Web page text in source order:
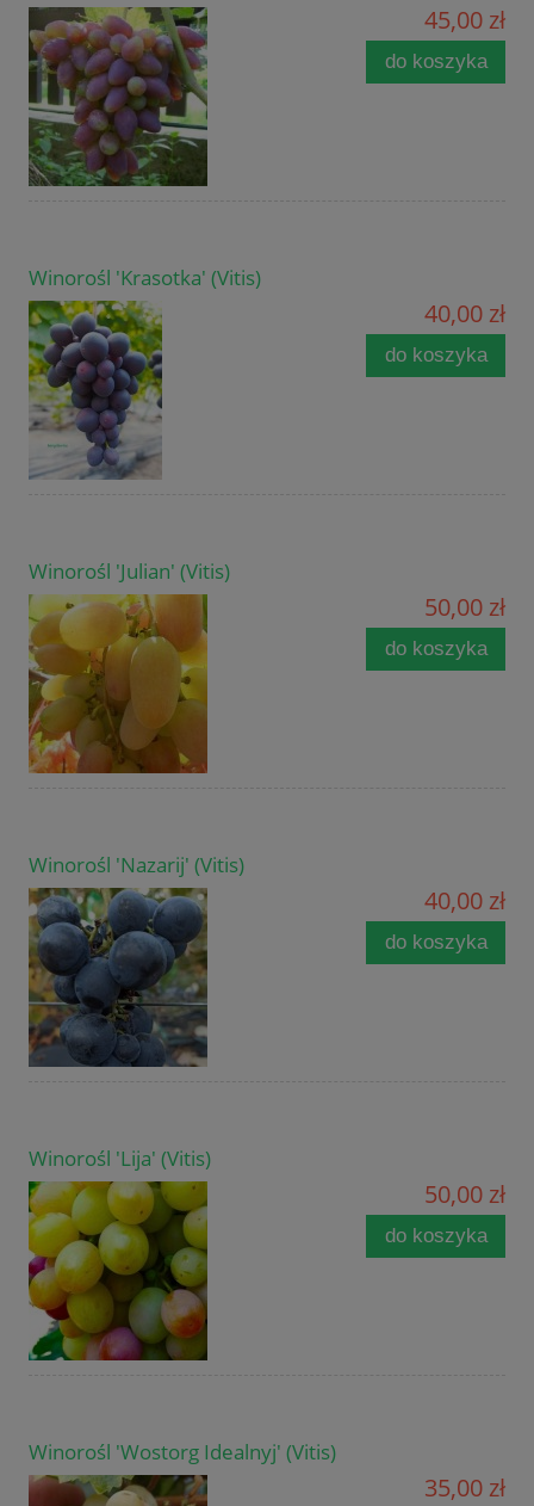
45,00 zł
do koszyka
Winorośl 'Krasotka' (Vitis)
40,00 zł
do koszyka
Winorośl 'Julian' (Vitis)
50,00 zł
do koszyka
Winorośl 'Nazarij' (Vitis)
40,00 zł
do koszyka
Winorośl 'Lija' (Vitis)
50,00 zł
do koszyka
Winorośl 'Wostorg Idealnyj' (Vitis)
35,00 zł